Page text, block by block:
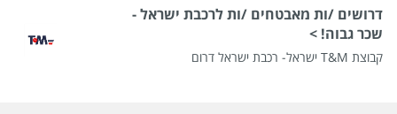
דרושים /ות מאבטחים /ות לרכבת ישראל -
שכר גבוה! >
קבוצת T&M ישראל- רכבת ישראל דרום